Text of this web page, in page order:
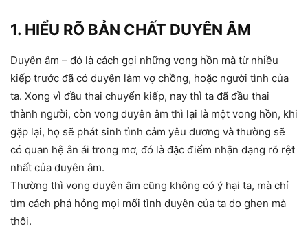
1. HIỂU RÕ BẢN CHẤT DUYÊN ÂM
Duyên âm – đó là cách gọi những vong hồn mà từ nhiều
kiếp trước đã có duyên làm vợ chồng, hoặc người tình của
ta. Xong vì đầu thai chuyển kiếp, nay thì ta đã đầu thai
thành người, còn vong duyên âm thì lại là một vong hồn, khi
gặp lại, họ sẽ phát sinh tình cảm yêu đương và thường sẽ
có quan hệ ân ái trong mơ, đó là đặc điểm nhận dạng rõ rệt
nhất của duyên âm.
Thường thì vong duyên âm cũng không có ý hại ta, mà chỉ
tìm cách phá hỏng mọi mối tình duyên của ta do ghen mà
thôi.